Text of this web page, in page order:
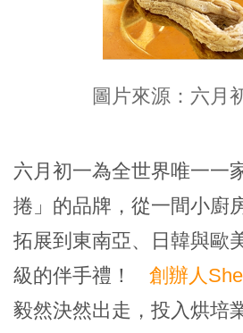
圖片來源：六月
六月初一為全世界唯一一
捲」的品牌，從一間小廚
拓展到東南亞、日韓與歐
級的伴手禮！
創辦人
毅然決然出走，投入烘培